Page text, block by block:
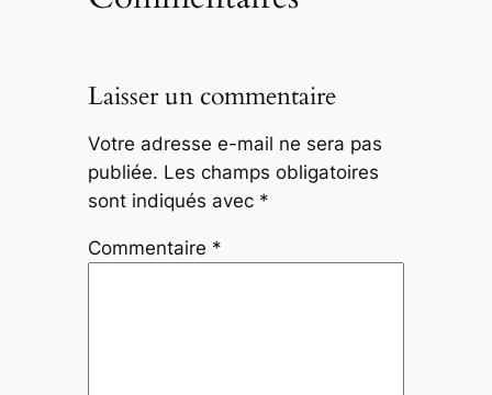
Laisser un commentaire
Votre adresse e-mail ne sera pas
publiée. Les champs obligatoires
sont indiqués avec *
Commentaire *